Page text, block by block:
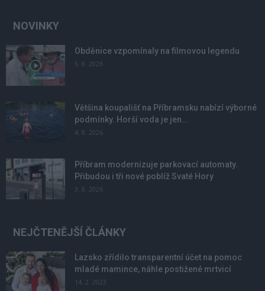
NOVINKY
Obděnice vzpomínaly na filmovou legendu
6. 8. 2026
Většina koupališť na Příbramsku nabízí výborné
podmínky. Horší voda je jen...
4. 8. 2026
Příbram modernizuje parkovací automaty.
Přibudou i tři nové poblíž Svaté Hory
3. 8. 2026
NEJČTENĚJŠÍ ČLÁNKY
Lazsko zřídilo transparentní účet na pomoc
mladé mamince, náhle postižené mrtvicí
14. 2. 2023